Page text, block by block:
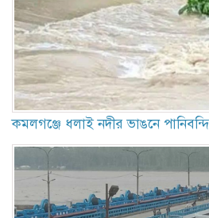
কমলগঞ্জে ধলাই নদীর ভাঙনে